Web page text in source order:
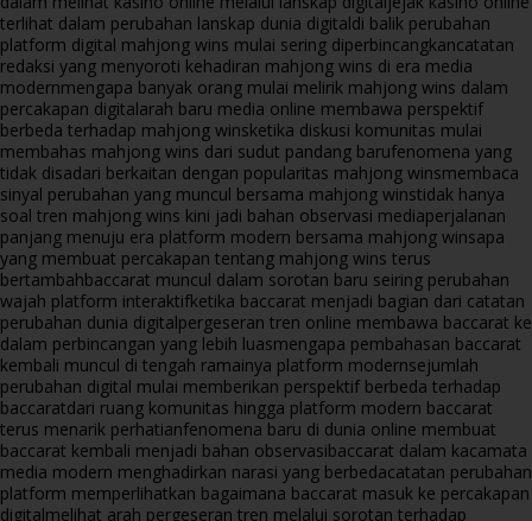
terlihat dalam perubahan lanskap dunia digitaldi balik perubahan
platform digital mahjong wins mulai sering diperbincangkancatatan
redaksi yang menyoroti kehadiran mahjong wins di era media
modernmengapa banyak orang mulai melirik mahjong wins dalam
percakapan digitalarah baru media online membawa perspektif
berbeda terhadap mahjong winsketika diskusi komunitas mulai
membahas mahjong wins dari sudut pandang barufenomena yang
tidak disadari berkaitan dengan popularitas mahjong winsmembaca
sinyal perubahan yang muncul bersama mahjong winstidak hanya
soal tren mahjong wins kini jadi bahan observasi mediaperjalanan
panjang menuju era platform modern bersama mahjong winsapa
yang membuat percakapan tentang mahjong wins terus
bertambahbaccarat muncul dalam sorotan baru seiring perubahan
wajah platform interaktifketika baccarat menjadi bagian dari catatan
perubahan dunia digitalpergeseran tren online membawa baccarat ke
dalam perbincangan yang lebih luasmengapa pembahasan baccarat
kembali muncul di tengah ramainya platform modernsejumlah
perubahan digital mulai memberikan perspektif berbeda terhadap
baccaratdari ruang komunitas hingga platform modern baccarat
terus menarik perhatianfenomena baru di dunia online membuat
baccarat kembali menjadi bahan observasibaccarat dalam kacamata
media modern menghadirkan narasi yang berbedacatatan perubahan
platform memperlihatkan bagaimana baccarat masuk ke percakapan
digitalmelihat arah pergeseran tren melalui sorotan terhadap